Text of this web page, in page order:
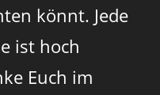
könnt. Jede
ist hoch
Euch im